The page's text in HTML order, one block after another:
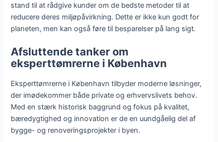
stand til at rådgive kunder om de bedste metoder til at
reducere deres miljøpåvirkning. Dette er ikke kun godt for
planeten, men kan også føre til besparelser på lang sigt.
Afsluttende tanker om
eksperttømrerne i København
Eksperttømrerne i København tilbyder moderne løsninger,
der imødekommer både private og erhvervslivets behov.
Med en stærk historisk baggrund og fokus på kvalitet,
bæredygtighed og innovation er de en uundgåelig del af
bygge- og renoveringsprojekter i byen.